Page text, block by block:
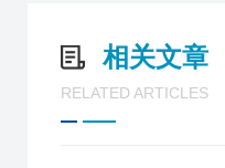
相关文章
RELATED ARTICLES